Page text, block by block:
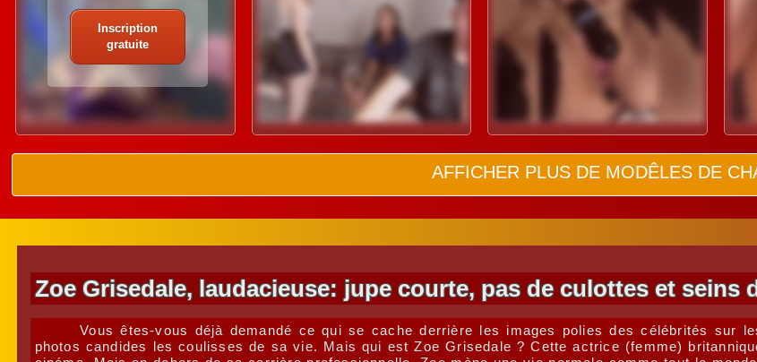
Inscription
gratuite
AFFICHER PLUS DE MODÊLES DE
Zoe Grisedale, laudacieuse: jupe courte, pas de culottes et seins
Vous êtes-vous déjà demandé ce qui se cache derrière les images polies des célébrités sur
photos candides les coulisses de sa vie. Mais qui est Zoe Grisedale ? Cette actrice (femme)